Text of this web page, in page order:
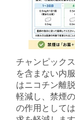
チャンピック
を含まない内
はニコチン離
軽減し、禁煙
の作用として